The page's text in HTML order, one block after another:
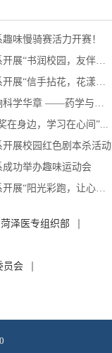
味慢骑赛活力开赛！
药学与检验系开展“书润校园，友伴青...
药学与检验系开展“信手拈花，花漾盛...
青春之声奏响科学华章 ——药学与检验...
在身边，学习在心间”...
开展校园红色剧本杀活动
成功举办趣味运动会
药学与检验系开展“阳光彩跑，让心飞...
菏泽医专组织部
员会